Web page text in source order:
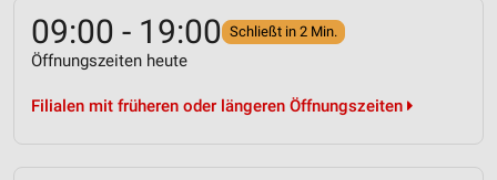
09:00 - 19:00 Schließt in 2 Min.
Öffnungszeiten heute
Filialen mit früheren oder längeren Öffnungszeiten